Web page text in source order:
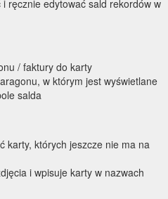
ręcznie edytować sald rekordów w
/ faktury do karty
w którym jest wyświetlane
salda
karty, których jeszcze nie ma na
i wpisuje karty w nazwach